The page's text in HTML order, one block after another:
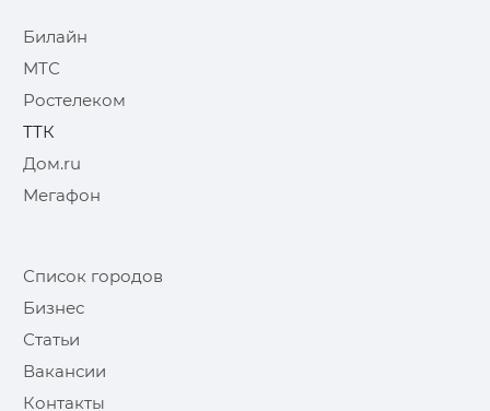
Билайн
МТС
Ростелеком
ТТК
Дом.ru
Мегафон
Список городов
Бизнес
Статьи
Вакансии
Контакты